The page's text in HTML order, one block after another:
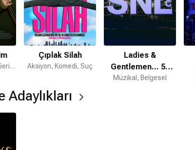
Aksiyon, Komedi, Gerilim
Çıplak Silah
Aksiyon, Komedi, Suç
Ladies &
Gentlemen... 50
Years of SNL
Müzikal, Belgesel
Adaylıkları